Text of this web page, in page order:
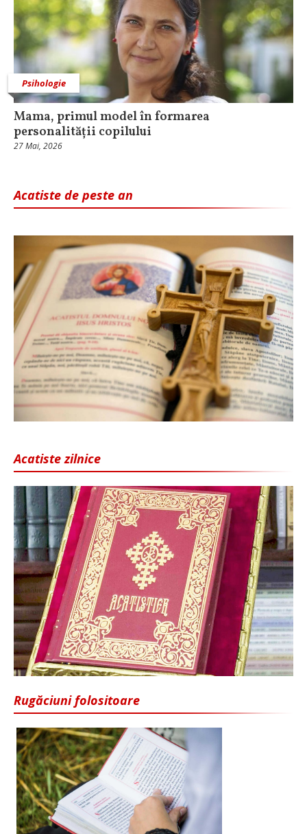
Psihologie
Mama, primul model în formarea
personalității copilului
27 Mai, 2026
Acatiste de peste an
Acatiste zilnice
Rugăciuni folositoare